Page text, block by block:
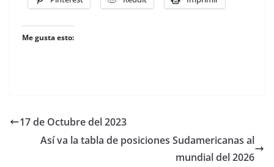
Me gusta esto:
17 de Octubre del 2023
Así va la tabla de posiciones Sudamericanas al
mundial del 2026